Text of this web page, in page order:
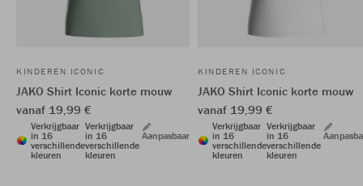
KINDEREN ICONIC
JAKO Shirt Iconic korte mouw
vanaf 19,99 €
Verkrijgbaar
in 16
verschillende
kleuren
Verkrijgbaar
in 16
verschillende
kleuren
Aanpasbaar
KINDEREN ICONIC
JAKO Shirt Iconic korte mouw
vanaf 19,99 €
Verkrijgbaar
in 16
verschillende
kleuren
Verkrijgbaar
in 16
verschillende
kleuren